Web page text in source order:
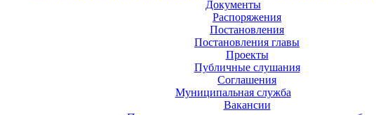
Документы
Распоряжения
Постановления
Постановления главы
Проекты
Публичные слушания
Соглашения
Муниципальная служба
Вакансии